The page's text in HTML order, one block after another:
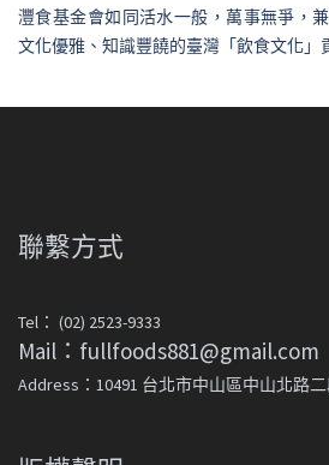
灃食基金會如同活水一般，萬事無爭，
文化優雅、知識豐饒的臺灣「飲食文化」
聯繫方式
Tel： (02) 2523-9333
Mail：fullfoods881@gmail.com
Address：10491 台北市中山區中山北路